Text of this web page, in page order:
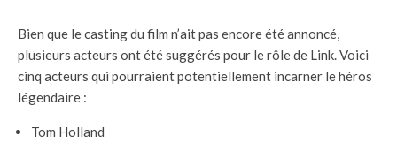
Bien que le casting du film n’ait pas encore été annoncé,
plusieurs acteurs ont été suggérés pour le rôle de Link. Voici
cinq acteurs qui pourraient potentiellement incarner le héros
légendaire :
Tom Holland